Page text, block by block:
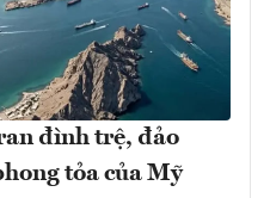
đình trệ, đảo
tỏa của Mỹ